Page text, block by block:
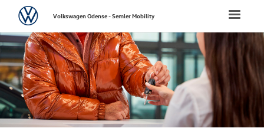
FORSIDE
NYE
NYE VAREBILER
Toggle
VolkswagenVolkswagen Odense - Semler Mobility